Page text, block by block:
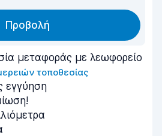
Προβολή
μεταφοράς με λεωφορείο
τοποθεσίας
εγγύηση